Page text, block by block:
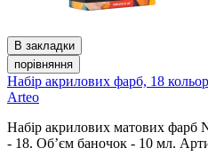
В закладки
порівняння
Набір акрилових фарб, 18
Arteo
Набір акрилових матових фарб
- 18. Об’єм баночок - 10 мл.